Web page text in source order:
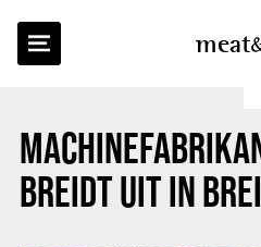
meat
BREIDT UIT IN
TERUG NAAR OVERZICHT